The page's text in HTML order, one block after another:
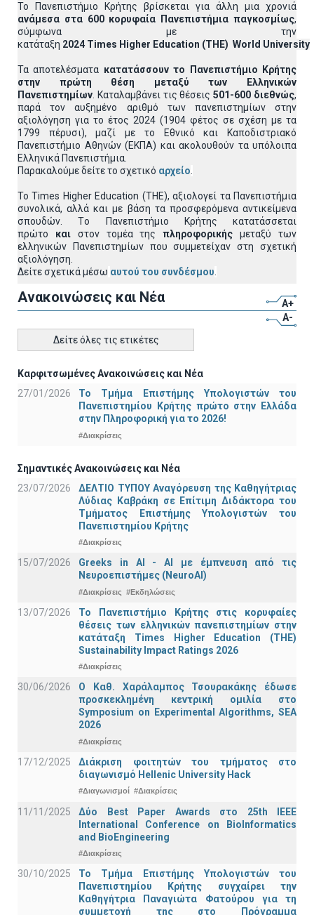
Το Πανεπιστήμιο Κρήτης βρίσκεται για άλλη μια χρονιά
ανάμεσα στα 600 κορυφαία Πανεπιστήμια παγκοσμίως,
σύμφωνα με την
κατάταξη 2024 Times Higher Education (THE) World University
Τα αποτελέσματα κατατάσσουν το Πανεπιστήμιο Κρήτης
στην πρώτη θέση μεταξύ των Ελληνικών
Πανεπιστημίων . Καταλαμβάνει τις θέσεις501-600 διεθνώς,
παρά τον αυξημένο αριθμό των πανεπιστημίων στην
αξιολόγηση για το έτος 2024 (1904 φέτος σε σχέση με τα
1799 πέρυσι), μαζί με το Εθνικό και Καποδιστριακό
Πανεπιστήμιο Αθηνών (ΕΚΠΑ) και ακολουθούν τα υπόλοιπα
Ελληνικά Πανεπιστήμια.
Παρακαλούμε δείτε το σχετικό αρχείο
Το Times Higher Education (THE), αξιολογεί τα Πανεπιστήμια
συνολικά, αλλά και με βάση τα προσφερόμενα αντικείμενα
σπουδών. Tο Πανεπιστήμιο Κρήτης κατατάσσεται
πρώτο και στον τομέα τηςπληροφορικής μεταξύ των
ελληνικών Πανεπιστημίων που συμμετείχαν στη σχετική
αξιολόγηση.
Δείτε σχετικά μέσω αυτού του συνδέσμου
Ανακοινώσεις και Νέα
A+
A-
Δείτε όλες τις ετικέτες
Καρφιτσωμένες Ανακοινώσεις και Νέα
27/01/2026
Το Τμήμα Επιστήμης Υπολογιστών του
Πανεπιστημίου Κρήτης πρώτο στην Ελλάδα
στην Πληροφορική για το 2026!
#Διακρίσεις
Σημαντικές Ανακοινώσεις και Νέα
23/07/2026
ΔΕΛΤΙΟ ΤΥΠΟΥ Αναγόρευση της Καθηγήτριας
Λύδιας Καβράκη σε Επίτιμη Διδάκτορα του
Τμήματος Επιστήμης Υπολογιστών του
Πανεπιστημίου Κρήτης
#Διακρίσεις
15/07/2026
Greeks in AI - ΑΙ με έμπνευση από τις
Νευροεπιστήμες (NeuroAI)
#Διακρίσεις #Εκδηλώσεις
13/07/2026
Το Πανεπιστήμιο Κρήτης στις κορυφαίες
θέσεις των ελληνικών πανεπιστημίων στην
κατάταξη Times Higher Education (ΤΗΕ)
Sustainability Impact Ratings 2026
#Διακρίσεις
30/06/2026
Ο Καθ. Χαράλαμπος Τσουρακάκης έδωσε
προσκεκλημένη κεντρική ομιλία στο
Symposium on Experimental Algorithms, SEA
2026
#Διακρίσεις
17/12/2025
Διάκριση φοιτητών του τμήματος στο
διαγωνισμό Hellenic University Hack
#Διαγωνισμοί #Διακρίσεις
11/11/2025
Δύο Best Paper Awards στο 25th IEEE
International Conference on BioInformatics
and BioEngineering
#Διακρίσεις
30/10/2025
Το Τμήμα Επιστήμης Υπολογιστών του
Πανεπιστημίου Κρήτης συγχαίρει την
Καθηγήτρια Παναγιώτα Φατούρου για τη
συμμετοχή της στο Πρόγραμμα